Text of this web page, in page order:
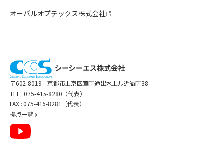
オーパルオプテックス株式会社
〒602-8019 京都市上京区室町通出水上ル近衛町38
TEL : 075-415-8280（代表）
FAX : 075-415-8281（代表）
拠点一覧